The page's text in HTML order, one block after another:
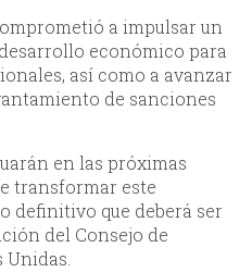
a impulsar un
económico para
así como a avanzar
de sanciones
en las próximas
transformar este
definitivo que deberá ser
del Consejo de
Unidas.